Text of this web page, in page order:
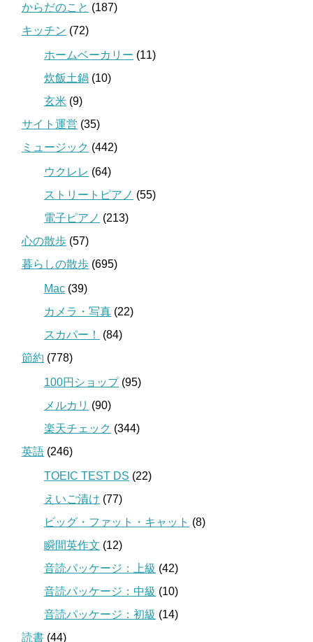
からだのこと (187)
キッチン (72)
ホームベーカリー (11)
炊飯土鍋 (10)
玄米 (9)
サイト運営 (35)
ミュージック (442)
ウクレレ (64)
ストリートピアノ (55)
電子ピアノ (213)
心の散歩 (57)
暮らしの散歩 (695)
Mac (39)
カメラ・写真 (22)
スカパー！
(84)
節約 (778)
100円ショップ(95)
メルカリ (90)
楽天チェック (344)
英語 (246)
TOEIC TEST DS (22)
えいご漬け (77)
ビッグ・ファット・キャット (8)
瞬間英作文 (12)
音読パッケージ：上級 (42)
音読パッケージ：中級 (10)
音読パッケージ：初級 (14)
読書 (44)